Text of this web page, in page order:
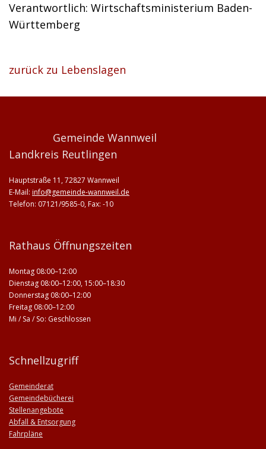
Verantwortlich: Wirtschaftsministerium Baden-
Württemberg
zurück zu Lebenslagen
Gemeinde Wannweil
Landkreis Reutlingen
Hauptstraße 11, 72827 Wannweil
E-Mail: info@gemeinde-wannweil.de
Telefon: 07121/9585-0, Fax: -10
Rathaus Öffnungszeiten
Montag 08:00–12:00
Dienstag 08:00–12:00, 15:00–18:30
Donnerstag 08:00–12:00
Freitag 08:00–12:00
Mi / Sa / So: Geschlossen
Schnellzugriff
Gemeinderat
Gemeindebücherei
Stellenangebote
Abfall & Entsorgung
Fahrpläne